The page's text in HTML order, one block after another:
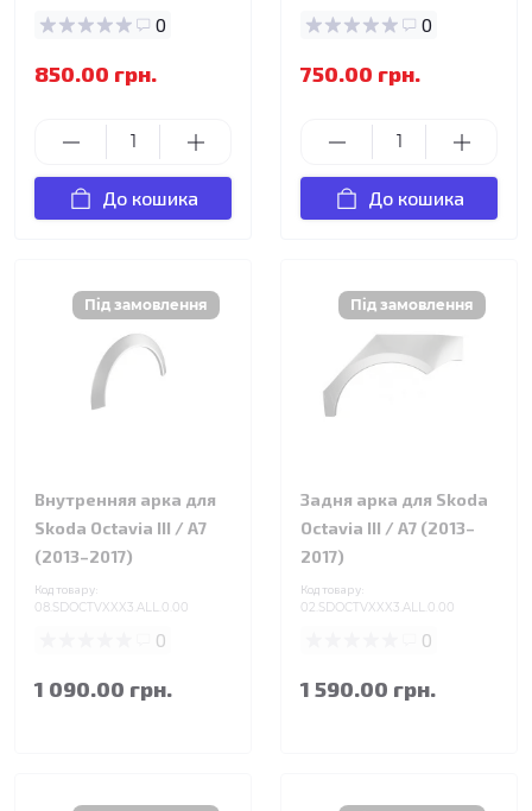
0
850.00 грн.
До кошика
0
750.00 грн.
До кошика
Внутренняя арка для
Skoda Octavia III / A7
(2013–2017)
Код товару:
08.SDOCTVXXX3.ALL.0.00
0
1 090.00 грн.
Задня арка для Skoda
Octavia III / A7 (2013–
2017)
Код товару:
02.SDOCTVXXX3.ALL.0.00
0
1 590.00 грн.